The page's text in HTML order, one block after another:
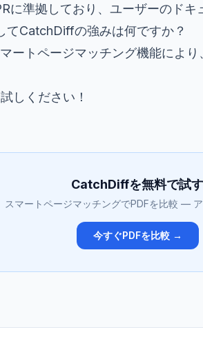
に準拠しており、ユーザーのドキ
てCatchDiffの強みは何ですか？
ートページマッチング機能によ
しください！
CatchDiffを無料で試す
スマートページマッチングでPDFを比較 — ア
今すぐPDFを比較 →